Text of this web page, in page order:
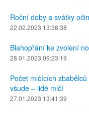
Roční doby a svátky
22.02.2023 13:38:38
Blahopřání ke zvolení
28.01.2023 09:23:19
Počet mlčících
všude – lidé mlčí
27.01.2023 13:41:39